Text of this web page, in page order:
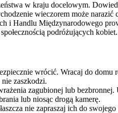
w kraju docelowym.
wieczorem może
i Handlu Międzynarodowego
podróżujących
wrócić. Wracaj do
zaszkodzi.
zagubionej lub
lub niosąc drogą kamerę.
nie zapraszaj ich do